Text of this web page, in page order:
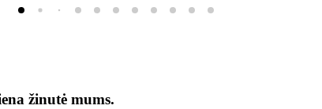
žinutė mums.